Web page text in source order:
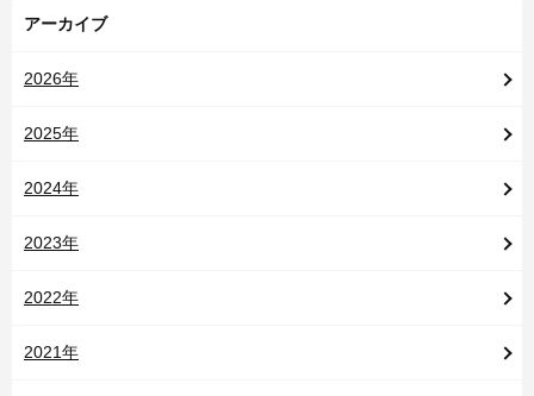
アーカイブ
2026年
2025年
2024年
2023年
2022年
2021年